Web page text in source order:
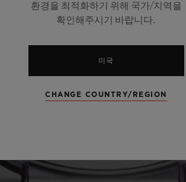
환경을 최적화하기 위해 국가/지역을
확인해주시기 바랍니다.
미국
CHANGE COUNTRY/REGION